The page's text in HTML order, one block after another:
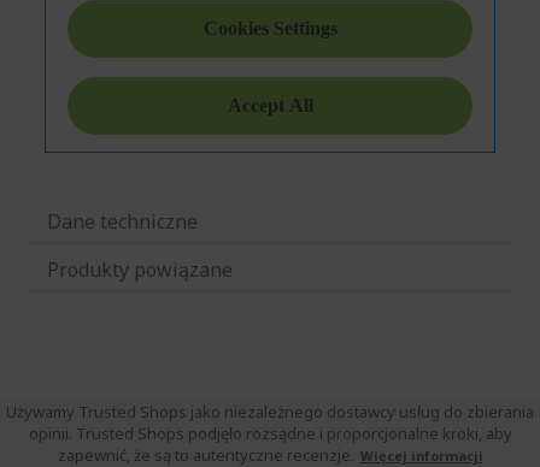
Dane techniczne
Produkty powiązane
Używamy Trusted Shops jako niezależnego dostawcy usług do zbierania
opinii. Trusted Shops podjęło rozsądne i proporcjonalne kroki, aby
zapewnić, że są to autentyczne recenzje. Więcej informacji